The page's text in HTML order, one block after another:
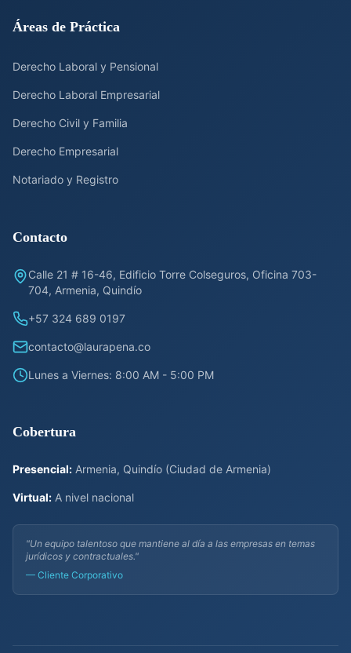
Áreas de Práctica
Derecho Laboral y Pensional
Derecho Laboral Empresarial
Derecho Civil y Familia
Derecho Empresarial
Notariado y Registro
Contacto
Calle 21 # 16-46, Edificio Torre Colseguros, Oficina 703-
704, Armenia, Quindío
+57 324 689 0197
contacto@laurapena.co
Lunes a Viernes: 8:00 AM - 5:00 PM
Cobertura
Presencial: Armenia, Quindío (Ciudad de Armenia)
Virtual: A nivel nacional
"Un equipo talentoso que mantiene al día a las empresas en temas
jurídicos y contractuales."
— Cliente Corporativo